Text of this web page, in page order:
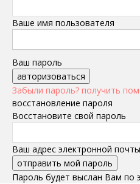
Ваше имя пользователя
Ваш пароль
Забыли пароль? получить
восстановление пароля
Восстановите свой пароль
Ваш адрес электронной почты
Пароль будет выслан Вам по